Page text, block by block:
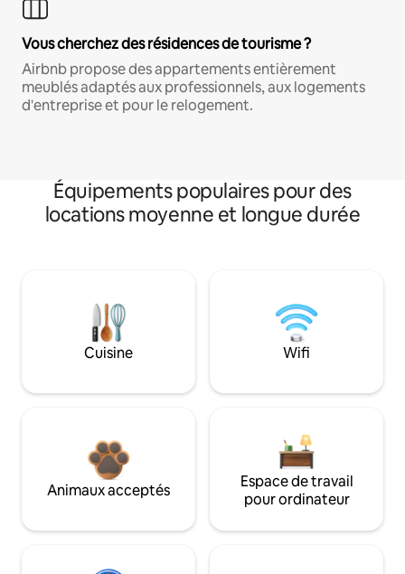
Vous cherchez des résidences de tourisme ?
Airbnb propose des appartements entièrement
meublés adaptés aux professionnels, aux logements
d'entreprise et pour le relogement.
Équipements populaires pour des
locations moyenne et longue durée
Cuisine Wifi
Animaux acceptés
Espace de travail
pour ordinateur